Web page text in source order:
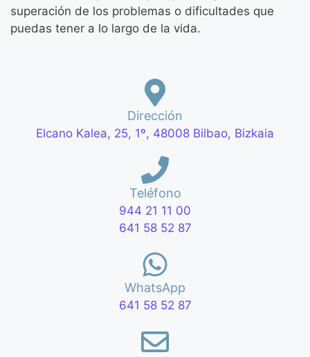
superación de los problemas o dificultades que
puedas tener a lo largo de la vida.
Dirección
Elcano Kalea, 25, 1º, 48008 Bilbao, Bizkaia
Teléfono
944 21 11 00
641 58 52 87
WhatsApp
641 58 52 87